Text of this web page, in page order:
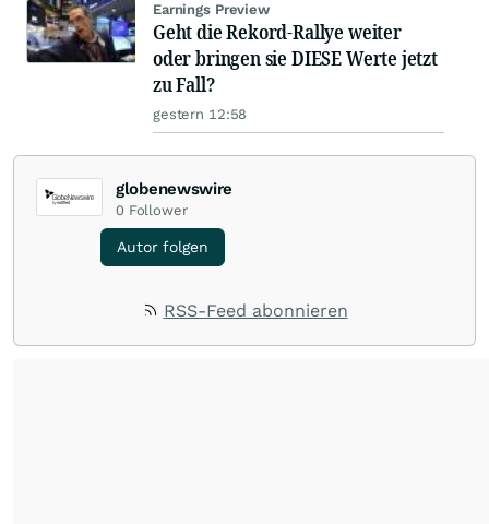
Earnings Preview
Geht die Rekord-Rallye weiter
oder bringen sie DIESE Werte jetzt
zu Fall?
gestern 12:58
globenewswire
0 Follower
Autor folgen
RSS-Feed abonnieren